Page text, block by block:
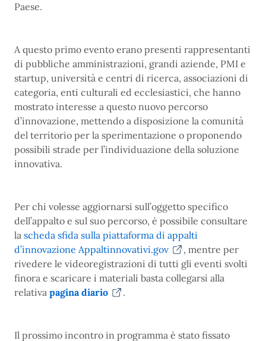
Paese.
A questo primo evento erano presenti rappresentanti
di pubbliche amministrazioni, grandi aziende, PMI e
startup, università e centri di ricerca, associazioni di
categoria, enti culturali ed ecclesiastici, che hanno
mostrato interesse a questo nuovo percorso
d’innovazione, mettendo a disposizione la comunità
del territorio per la sperimentazione o proponendo
possibili strade per l’individuazione della soluzione
innovativa.
Per chi volesse aggiornarsi sull’oggetto specifico
dell’appalto e sul suo percorso, è possibile consultare
la scheda sfida sulla piattaforma di appalti
d’innovazione Appaltinnovativi.gov
, mentre per
rivedere le videoregistrazioni di tutti gli eventi svolti
finora e scaricare i materiali basta collegarsi alla
relativa pagina diario .
Il prossimo incontro in programma è stato fissato